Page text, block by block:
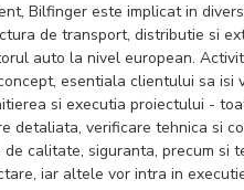
Bilfinger este implicat in
de transport, distributie si
auto la nivel european.
esentiala clientului sa isi
si executia proiectului -
detaliata, verificare tehnica si
calitate, siguranta, precum si
iar altele vor intra in